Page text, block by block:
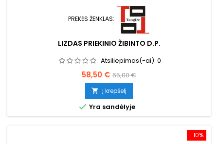
PREKĖS ŽENKLAS:
LIZDAS PRIEKINIO ŽIBINTO D.P.
Atsiliepimas(-ai): 0
Kaina
58,50 € Bazinė
kaina
65,00 €
 Į krepšelį
 Yra sandėlyje
−10%